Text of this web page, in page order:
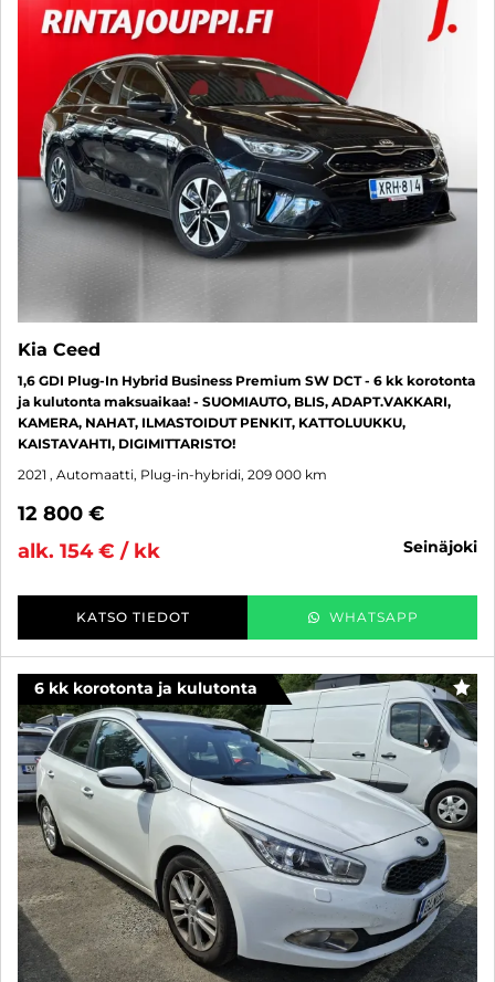
Kia Ceed
1,6 GDI Plug-In Hybrid Business Premium SW DCT - 6 kk korotonta
ja kulutonta maksuaikaa! - SUOMIAUTO, BLIS, ADAPT.VAKKARI,
KAMERA, NAHAT, ILMASTOIDUT PENKIT, KATTOLUUKKU,
KAISTAVAHTI, DIGIMITTARISTO!
2021 , Automaatti, Plug-in-hybridi, 209 000 km
12 800 €
alk. 154 € / kk
seinäjoki
KATSO TIEDOT WHATSAPP
6 kk korotonta ja kulutonta